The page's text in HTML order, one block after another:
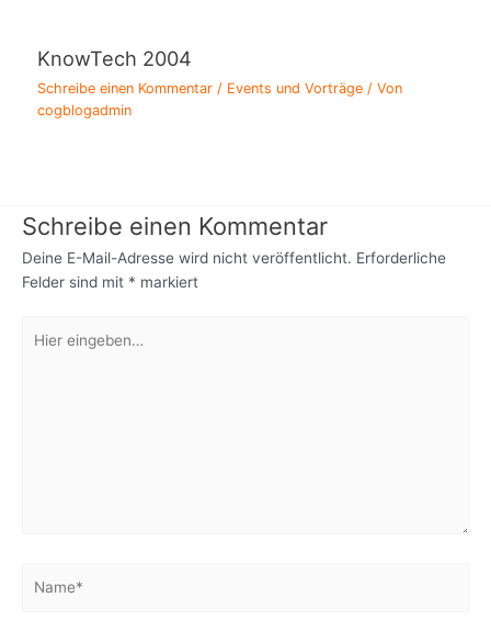
KnowTech 2004
Schreibe einen Kommentar / Events und Vorträge / Von
cogblogadmin
Schreibe einen Kommentar
Deine E-Mail-Adresse wird nicht veröffentlicht. Erforderliche
Felder sind mit * markiert
eingeben…